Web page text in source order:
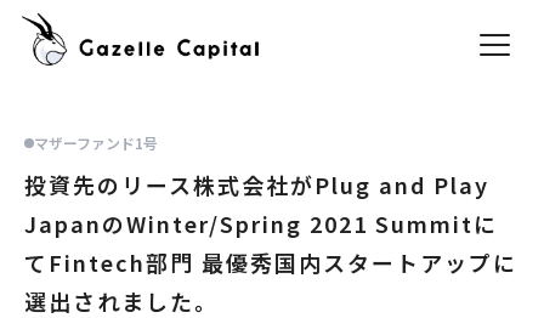
マザーファンド1号
投資先のリース株式会社がPlug and Play
JapanのWinter/Spring 2021 Summitに
てFintech部門 最優秀国内スタートアップに
選出されました。